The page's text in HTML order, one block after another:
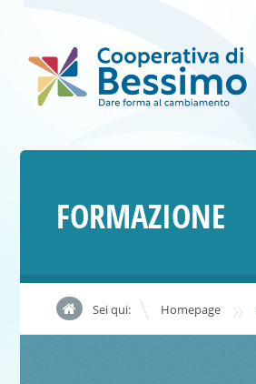
FORMAZIONE
Sei qui: Homepage »